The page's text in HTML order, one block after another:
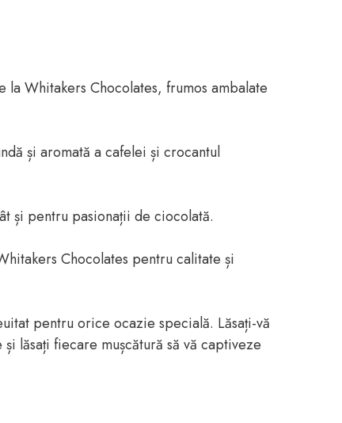
Whitakers Chocolates, frumos ambalate
și aromată a cafelei și crocantul
și pentru pasionații de ciocolată.
Chocolates pentru calitate și
pentru orice ocazie specială. Lăsați-vă
lăsați fiecare mușcătură să vă captiveze